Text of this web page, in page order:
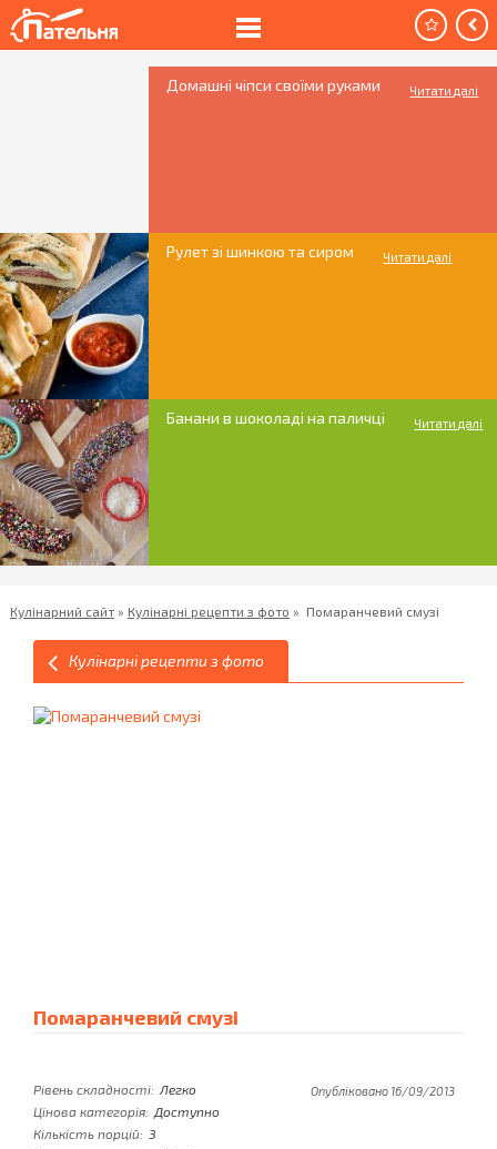
Домашні чіпси своїми руками Читати далі
Рулет зі шинкою та сиром Читати далі
Банани в шоколаді на паличці Читати далі
Кулінарний сайт» Кулінарні рецепти з фото » Помаранчевий смузі
Кулінарні рецепти з фото
Помаранчевий смузі
Рівень складності: Легко
Цінова категорія: Доступно
Кількість порцій: 3
Опубліковано 16/09/2013